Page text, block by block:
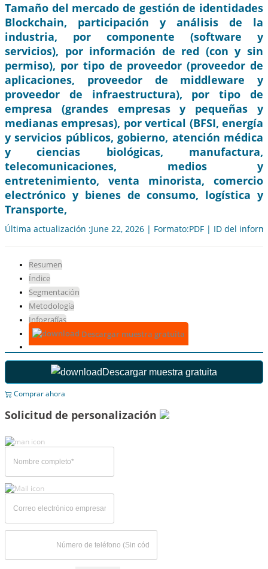
Tamaño del mercado de gestión de identidades
Blockchain, participación y análisis de la
industria, por componente (software y
servicios), por información de red (con y sin
permiso), por tipo de proveedor (proveedor de
aplicaciones, proveedor de middleware y
proveedor de infraestructura), por tipo de
empresa (grandes empresas y pequeñas y
medianas empresas), por vertical (BFSI, energía
y servicios públicos, gobierno, atención médica
y ciencias biológicas, manufactura,
telecomunicaciones, medios y
entretenimiento, venta minorista, comercio
electrónico y bienes de consumo, logística y
Transporte,
Última actualización :June 22, 2026 | Formato:PDF | ID del
Resumen
Índice
Segmentación
Metodología
Infografías
Descargar muestra gratuita
Descargar muestra gratuita
Comprar ahora
Solicitud de personalización